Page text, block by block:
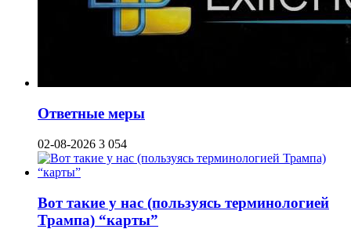
Ответные меры
02-08-2026 3 054
Вот такие у нас (пользуясь терминологией
Трампа) “карты”